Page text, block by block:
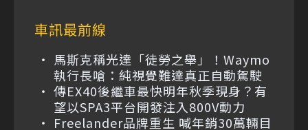
車訊最前線
馬斯克稱光達「徒勞之舉」！Waymo
執行長嗆：純視覺難達真正自動駕駛
傳EX40後繼車最快明年秋季現身？有
望以SPA3平台開發注入800V動力
Freelander品牌重生 喊年銷30萬輛目